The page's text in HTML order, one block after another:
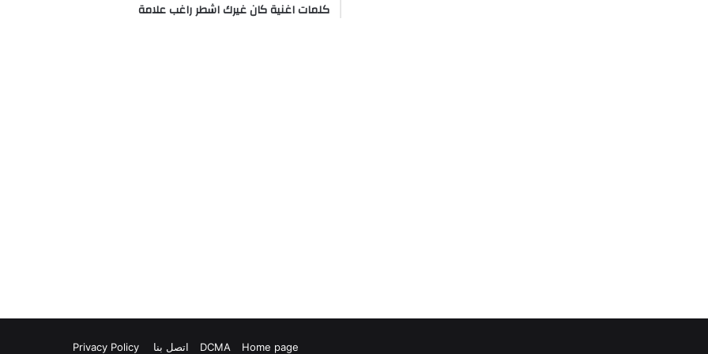
كلمات اغنية كان غيرك اشطر راغب علامة
Home page
DCMA اتصل بنا Privacy Policy